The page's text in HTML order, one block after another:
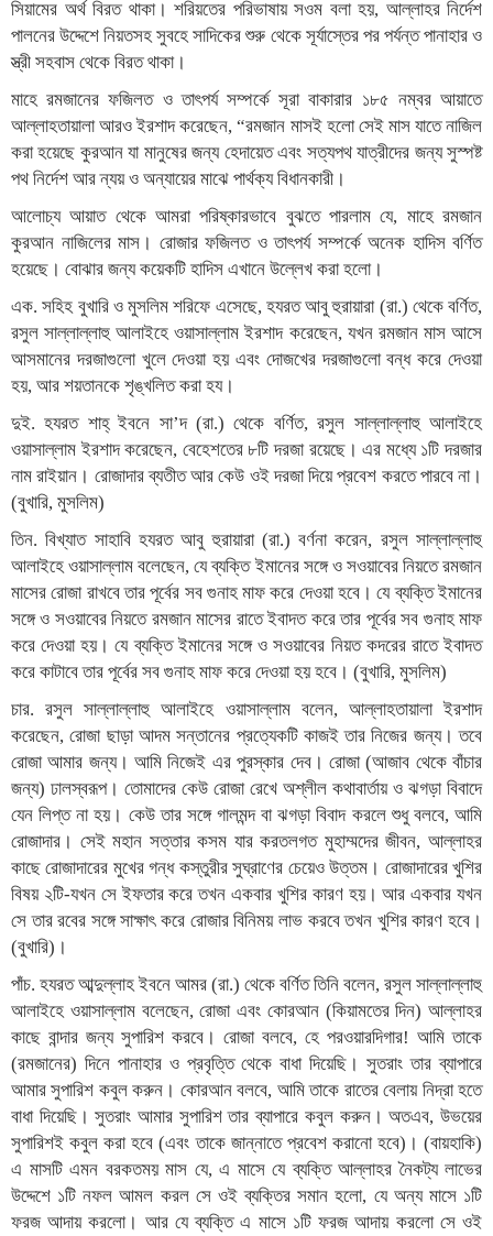
সিয়ামের অর্থ বিরত থাকা। শরিয়তের পরিভাষায় সওম বলা হয়, আল্লাহর নির্দেশ
পালনের উদ্দেশে নিয়তসহ সুবহে সাদিকের শুরু থেকে সূর্যাস্তের পর পর্যন্ত পানাহার ও
স্ত্রী সহবাস থেকে বিরত থাকা।
মাহে রমজানের ফজিলত ও তাৎপর্য সম্পর্কে সূরা বাকারার ১৮৫ নম্বর আয়াতে
আল্লাহতায়ালা আরও ইরশাদ করেছেন, “রমজান মাসই হলো সেই মাস যাতে নাজিল
করা হয়েছে কুরআন যা মানুষের জন্য হেদায়েত এবং সত্যপথ যাত্রীদের জন্য সুস্পষ্ট
পথ নির্দেশ আর ন্যয় ও অন্যায়ের মাঝে পার্থক্য বিধানকারী।
আলোচ্য আয়াত থেকে আমরা পরিষ্কারভাবে বুঝতে পারলাম যে, মাহে রমজান
কুরআন নাজিলের মাস। রোজার ফজিলত ও তাৎপর্য সম্পর্কে অনেক হাদিস বর্ণিত
হয়েছে। বোঝার জন্য কয়েকটি হাদিস এখানে উল্লেখ করা হলো।
এক. সহিহ বুখারি ও মুসলিম শরিফে এসেছে, হযরত আবু হুরায়ারা (রা.) থেকে বর্ণিত,
রসুল সাল্লাল্লাহু আলাইহে ওয়াসাল্লাম ইরশাদ করেছেন, যখন রমজান মাস আসে
আসমানের দরজাগুলো খুলে দেওয়া হয় এবং দোজখের দরজাগুলো বন্ধ করে দেওয়া
হয়, আর শয়তানকে শৃঙ্খলিত করা হয।
দুই. হযরত শাহ্ ইবনে সা’দ (রা.) থেকে বর্ণিত, রসুল সাল্লাল্লাহু আলাইহে
ওয়াসাল্লাম ইরশাদ করেছেন, বেহেশতের ৮টি দরজা রয়েছে। এর মধ্যে ১টি দরজার
নাম রাইয়ান। রোজাদার ব্যতীত আর কেউ ওই দরজা দিয়ে প্রবেশ করতে পারবে না।
(বুখারি, মুসলিম)
তিন. বিখ্যাত সাহাবি হযরত আবু হুরায়ারা (রা.) বর্ণনা করেন, রসুল সাল্লাল্লাহু
আলাইহে ওয়াসাল্লাম বলেছেন, যে ব্যক্তি ইমানের সঙ্গে ও সওয়াবের নিয়তে রমজান
মাসের রোজা রাখবে তার পূর্বের সব গুনাহ মাফ করে দেওয়া হবে। যে ব্যক্তি ইমানের
সঙ্গে ও সওয়াবের নিয়তে রমজান মাসের রাতে ইবাদত করে তার পূর্বের সব গুনাহ মাফ
করে দেওয়া হয়। যে ব্যক্তি ইমানের সঙ্গে ও সওয়াবের নিয়ত কদরের রাতে ইবাদত
করে কাটাবে তার পূর্বের সব গুনাহ মাফ করে দেওয়া হয় হবে। (বুখারি, মুসলিম)
চার. রসুল সাল্লাল্লাহু আলাইহে ওয়াসাল্লাম বলেন, আল্লাহতায়ালা ইরশাদ
করেছেন, রোজা ছাড়া আদম সন্তানের প্রত্যেকটি কাজই তার নিজের জন্য। তবে
রোজা আমার জন্য। আমি নিজেই এর পুরস্কার দেব। রোজা (আজাব থেকে বাঁচার
জন্য) ঢালস্বরূপ। তোমাদের কেউ রোজা রেখে অশ্লীল কথাবার্তায় ও ঝগড়া বিবাদে
যেন লিপ্ত না হয়। কেউ তার সঙ্গে গালমন্দ বা ঝগড়া বিবাদ করলে শুধু বলবে, আমি
রোজাদার। সেই মহান সত্তার কসম যার করতলগত মুহাম্মদের জীবন, আল্লাহর
কাছে রোজাদারের মুখের গন্ধ কস্তুরীর সুঘ্রাণের চেয়েও উত্তম। রোজাদারের খুশির
বিষয় ২টি-যখন সে ইফতার করে তখন একবার খুশির কারণ হয়। আর একবার যখন
সে তার রবের সঙ্গে সাক্ষাৎ করে রোজার বিনিময় লাভ করবে তখন খুশির কারণ হবে।
(বুখারি)।
পাঁচ. হযরত আব্দুল্লাহ ইবনে আমর (রা.) থেকে বর্ণিত তিনি বলেন, রসুল সাল্লাল্লাহু
আলাইহে ওয়াসাল্লাম বলেছেন, রোজা এবং কোরআন (কিয়ামতের দিন) আল্লাহর
কাছে বান্দার জন্য সুপারিশ করবে। রোজা বলবে, হে পরওয়ারদিগার! আমি তাকে
(রমজানের) দিনে পানাহার ও প্রবৃত্তি থেকে বাধা দিয়েছি। সুতরাং তার ব্যাপারে
আমার সুপারিশ কবুল করুন। কোরআন বলবে, আমি তাকে রাতের বেলায় নিদ্রা হতে
বাধা দিয়েছি। সুতরাং আমার সুপারিশ তার ব্যাপারে কবুল করুন। অতএব, উভয়ের
সুপারিশই কবুল করা হবে (এবং তাকে জান্নাতে প্রবেশ করানো হবে)। (বায়হাকি)
এ মাসটি এমন বরকতময় মাস যে, এ মাসে যে ব্যক্তি আল্লাহর নৈকট্য লাভের
উদ্দেশে ১টি নফল আমল করল সে ওই ব্যক্তির সমান হলো, যে অন্য মাসে ১টি
ফরজ আদায় করলো। আর যে ব্যক্তি এ মাসে ১টি ফরজ আদায় করলো সে ওই